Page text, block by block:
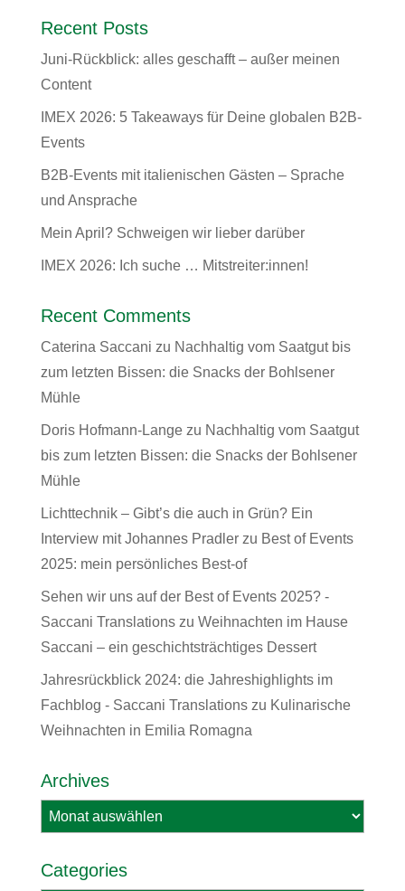
Recent Posts
Juni-Rückblick: alles geschafft – außer meinen
Content
IMEX 2026: 5 Takeaways für Deine globalen B2B-
Events
B2B-Events mit italienischen Gästen – Sprache
und Ansprache
Mein April? Schweigen wir lieber darüber
IMEX 2026: Ich suche … Mitstreiter:innen!
Recent Comments
Caterina Saccani zu Nachhaltig vom Saatgut bis
zum letzten Bissen: die Snacks der Bohlsener
Mühle
Doris Hofmann-Langezu Nachhaltig vom Saatgut
bis zum letzten Bissen: die Snacks der Bohlsener
Mühle
Lichttechnik – Gibt’s die auch in Grün? Ein
Interview mit Johannes Pradlerzu Best of Events
2025: mein persönliches Best-of
Sehen wir uns auf der Best of Events 2025? -
Saccani Translationszu Weihnachten im Hause
Saccani – ein geschichtsträchtiges Dessert
Jahresrückblick 2024: die Jahreshighlights im
Fachblog - Saccani Translationszu Kulinarische
Weihnachten in Emilia Romagna
Archives
Archives
Categories